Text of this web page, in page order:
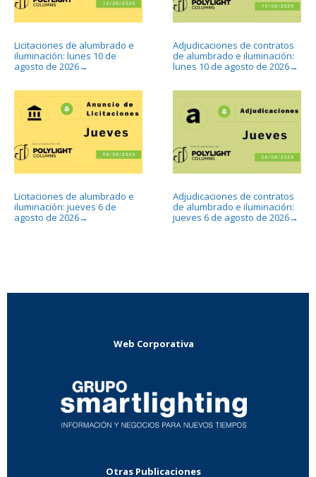
Licitaciones de alumbrado e
iluminación: lunes 10 de
agosto de 2026→
Adjudicaciones de contratos
de alumbrado e iluminación:
lunes 10 de agosto de 2026→
Licitaciones de alumbrado e
iluminación: jueves 6 de
agosto de 2026→
Adjudicaciones de contratos
de alumbrado e iluminación:
jueves 6 de agosto de 2026→
Web Corporativa
Otras Publicaciones